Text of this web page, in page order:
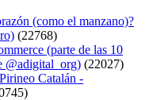
(como el manzano)?
(22768)
(parte de las 10
@adigital_org) (22027)
Catalán -